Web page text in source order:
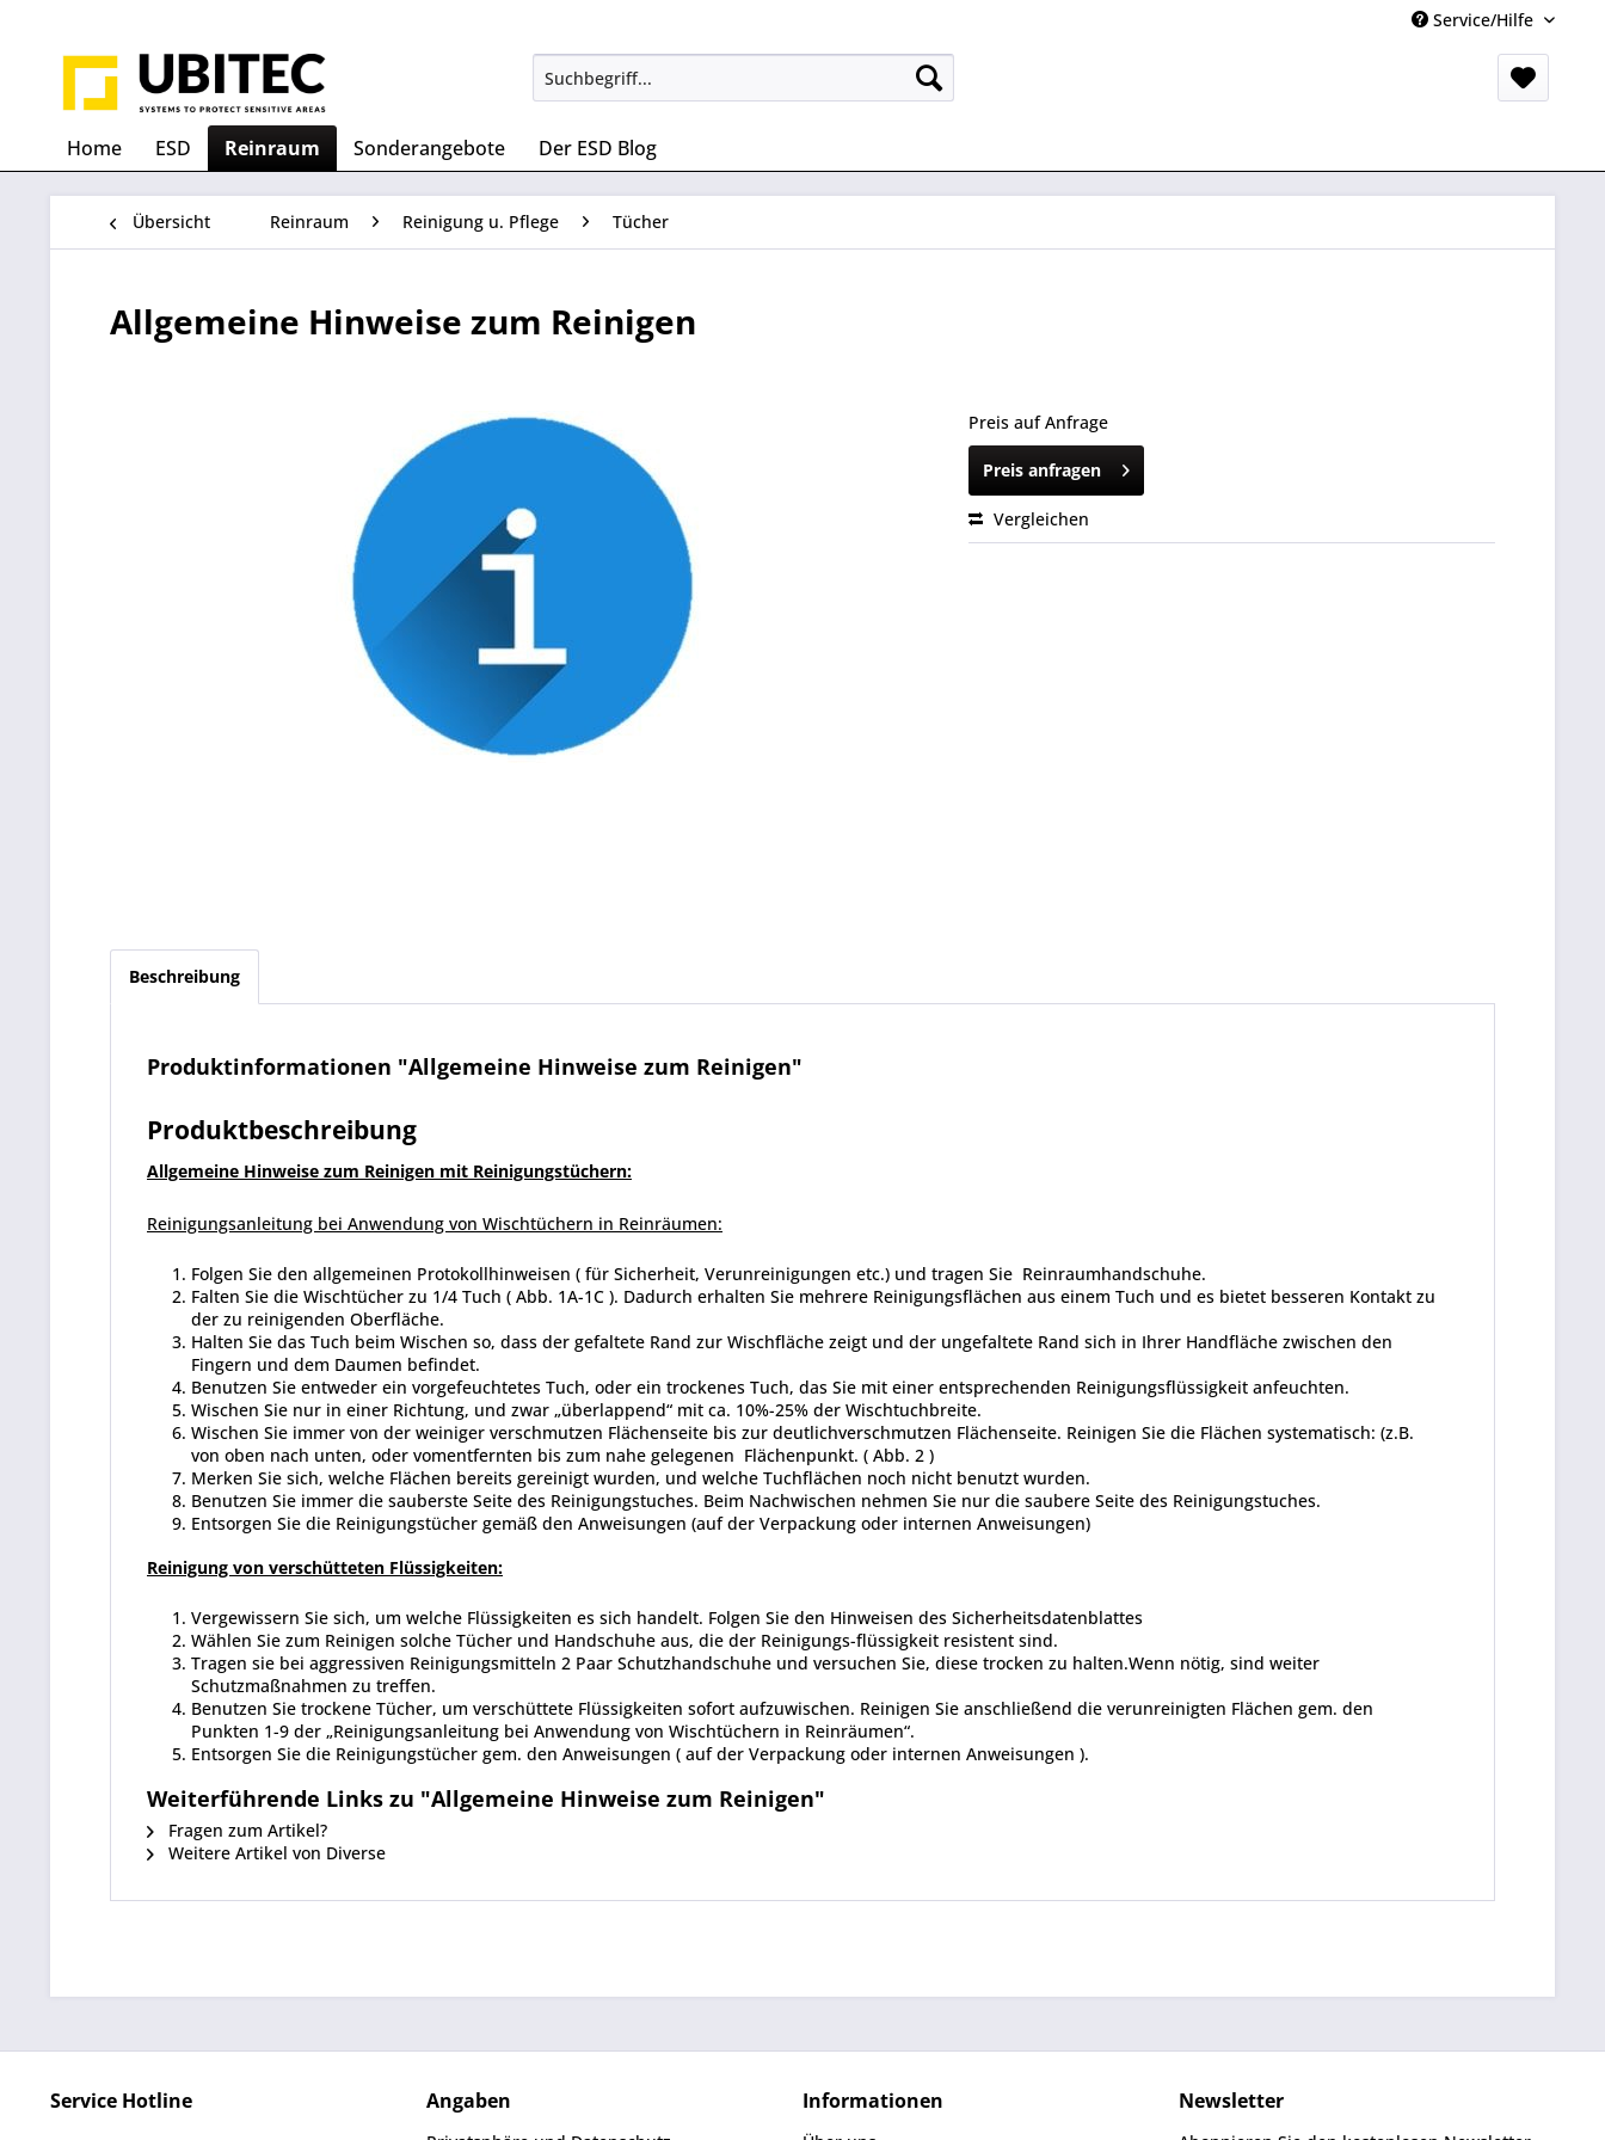
Service/Hilfe
Home ESD Reinraum Sonderangebote Der ESD Blog
Übersicht Reinraum Reinigung u. Pflege Tücher
Allgemeine Hinweise zum Reinigen
Preis auf Anfrage
Preis anfragen
Vergleichen
Beschreibung
Produktinformationen "Allgemeine Hinweise zum Reinigen"
Produktbeschreibung
Allgemeine Hinweise zum Reinigen mit Reinigungstüchern:
Reinigungsanleitung bei Anwendung von Wischtüchern in Reinräumen:
Folgen Sie den allgemeinen Protokollhinweisen ( für Sicherheit, Verunreinigungen etc.) und tragen Sie Reinraumhandschuhe.
Falten Sie die Wischtücher zu 1/4 Tuch ( Abb. 1A-1C ). Dadurch erhalten Sie mehrere Reinigungsflächen aus einem Tuch und es bietet besseren Kontakt zu
der zu reinigenden Oberfläche.
Halten Sie das Tuch beim Wischen so, dass der gefaltete Rand zur Wischfläche zeigt und der ungefaltete Rand sich in Ihrer Handfläche zwischen den
Fingern und dem Daumen befindet.
Benutzen Sie entweder ein vorgefeuchtetes Tuch, oder ein trockenes Tuch, das Sie mit einer entsprechenden Reinigungsflüssigkeit anfeuchten.
Wischen Sie nur in einer Richtung, und zwar „überlappend“ mit ca. 10%-25% der Wischtuchbreite.
Wischen Sie immer von der weiniger verschmutzen Flächenseite bis zur deutlichverschmutzen Flächenseite. Reinigen Sie die Flächen systematisch: (z.B.
von oben nach unten, oder vomentfernten bis zum nahe gelegenen Flächenpunkt. ( Abb. 2 )
Merken Sie sich, welche Flächen bereits gereinigt wurden, und welche Tuchflächen noch nicht benutzt wurden.
Benutzen Sie immer die sauberste Seite des Reinigungstuches. Beim Nachwischen nehmen Sie nur die saubere Seite des Reinigungstuches.
Entsorgen Sie die Reinigungstücher gemäß den Anweisungen (auf der Verpackung oder internen Anweisungen)
Reinigung von verschütteten Flüssigkeiten:
Vergewissern Sie sich, um welche Flüssigkeiten es sich handelt. Folgen Sie den Hinweisen des Sicherheitsdatenblattes
Wählen Sie zum Reinigen solche Tücher und Handschuhe aus, die der Reinigungs-flüssigkeit resistent sind.
Tragen sie bei aggressiven Reinigungsmitteln 2 Paar Schutzhandschuhe und versuchen Sie, diese trocken zu halten.Wenn nötig, sind weiter
Schutzmaßnahmen zu treffen.
Benutzen Sie trockene Tücher, um verschüttete Flüssigkeiten sofort aufzuwischen. Reinigen Sie anschließend die verunreinigten Flächen gem. den
Punkten 1-9 der „Reinigungsanleitung bei Anwendung von Wischtüchern in Reinräumen“.
Entsorgen Sie die Reinigungstücher gem. den Anweisungen ( auf der Verpackung oder internen Anweisungen ).
Weiterführende Links zu "Allgemeine Hinweise zum Reinigen"
Fragen zum Artikel?
Weitere Artikel von Diverse
Service Hotline Angaben Informationen Newsletter